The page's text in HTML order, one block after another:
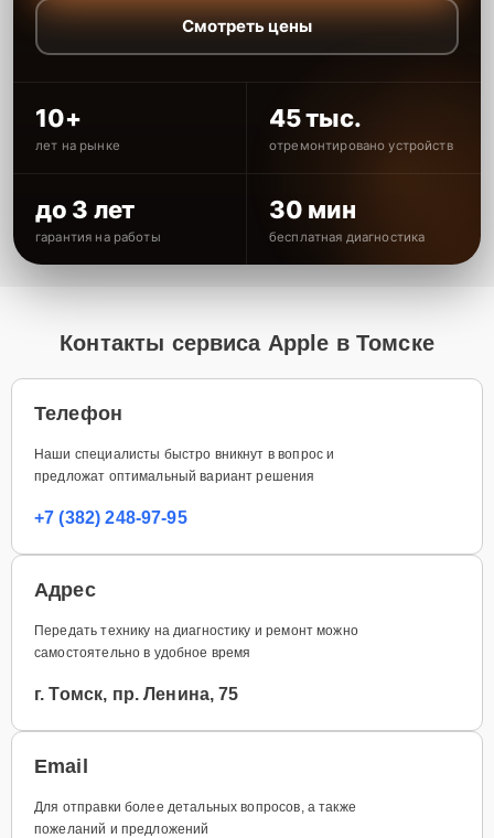
Смотреть цены
10+
лет на рынке
45 тыс.
отремонтировано устройств
до 3 лет
гарантия на работы
30 мин
бесплатная диагностика
Контакты сервиса Apple в Томске
Телефон
Наши специалисты быстро вникнут в вопрос и
предложат оптимальный вариант решения
+7 (382) 248-97-95
Адрес
Передать технику на диагностику и ремонт можно
самостоятельно в удобное время
г. Томск, пр. Ленина, 75
Email
Для отправки более детальных вопросов, а также
пожеланий и предложений